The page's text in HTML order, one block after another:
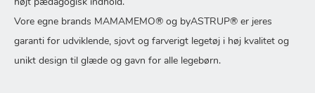
højt pædagogisk indhold.
Vore egne brands MAMAMEMO® og byASTRUP® er jeres
garanti for udviklende, sjovt og farverigt legetøj i høj kvalitet og
unikt design til glæde og gavn for alle legebørn.